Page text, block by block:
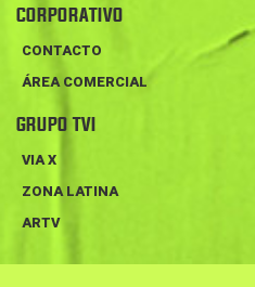
CORPORATIVO
CONTACTO
ÁREA COMERCIAL
GRUPO TVI
VIA X
ZONA LATINA
ARTV